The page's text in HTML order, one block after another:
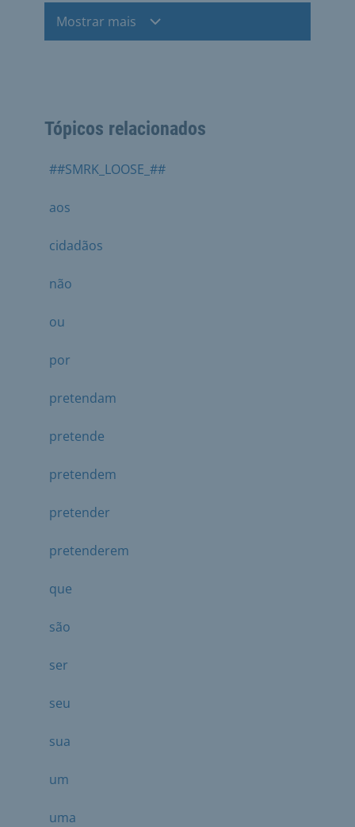
Mostrar mais
Tópicos relacionados
##SMRK_LOOSE_##
aos
cidadãos
não
ou
por
pretendam
pretende
pretendem
pretender
pretenderem
que
são
ser
seu
sua
um
uma